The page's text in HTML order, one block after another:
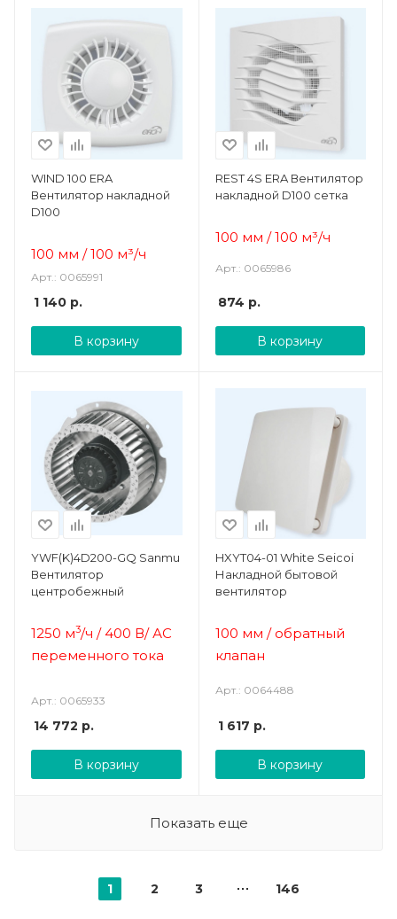
WIND 100 ERA
Вентилятор накладной
D100
100 мм / 100 м³/ч
Арт.: 0065991
1 140 р.
В корзину
REST 4S ERA Вентилятор
накладной D100 сетка
100 мм / 100 м³/ч
Арт.: 0065986
874 р.
В корзину
YWF(K)4D200-GQ Sanmu
Вентилятор
центробежный
1250 м3/ч / 400 В/ АС
переменного тока
Арт.: 0065933
14 772 р.
В корзину
HXYT04-01 White Seicoi
Накладной бытовой
вентилятор
100 мм / обратный
клапан
Арт.: 0064488
1 617 р.
В корзину
Показать еще
1 2 3 146